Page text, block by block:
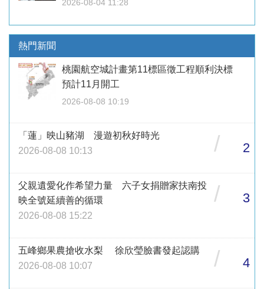
2026-08-04 11:28
熱門新聞
桃園航空城計畫第11標區徵工程順利決標
預計11月開工
2026-08-08 10:19
「蓮」映山豬湖 漫遊初秋好時光
2026-08-08 10:13
/ 2
父親遺愛化作希望力量 六子女捐贈家扶南投
映全號延續善的循環
2026-08-08 15:22
/ 3
五峰鄉果農搶收水梨 徐欣瑩臉書發起認購
2026-08-08 10:07
/ 4